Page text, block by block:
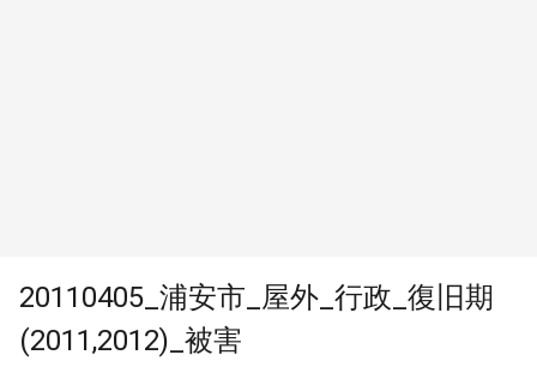
20110405_浦安市_屋外_行政_復旧期
(2011,2012)_被害